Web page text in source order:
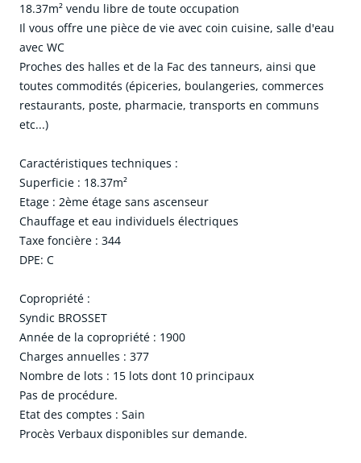
18.37m² vendu libre de toute occupation
Il vous offre une pièce de vie avec coin cuisine, salle d'eau
avec WC
Proches des halles et de la Fac des tanneurs, ainsi que
toutes commodités (épiceries, boulangeries, commerces
restaurants, poste, pharmacie, transports en communs
etc...)
Caractéristiques techniques :
Superficie : 18.37m²
Etage : 2ème étage sans ascenseur
Chauffage et eau individuels électriques
Taxe foncière : 344
DPE: C
Copropriété :
Syndic BROSSET
Année de la copropriété : 1900
Charges annuelles : 377
Nombre de lots : 15 lots dont 10 principaux
Pas de procédure.
Etat des comptes : Sain
Procès Verbaux disponibles sur demande.